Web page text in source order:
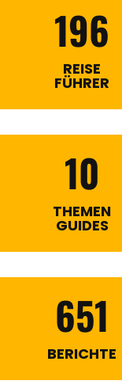
196
REISE
FÜHRER
10
THEMEN
GUIDES
651
BERICHTE